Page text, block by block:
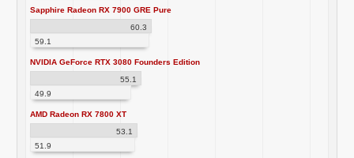
Sapphire Radeon RX 7900 GRE Pure
60.3
59.1
NVIDIA GeForce RTX 3080 Founders Edition
55.1
49.9
AMD Radeon RX 7800 XT
53.1
51.9